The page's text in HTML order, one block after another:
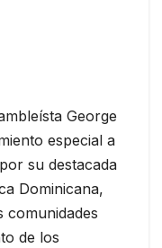
George
especial a
su destacada
Dominicana,
comunidades
de los